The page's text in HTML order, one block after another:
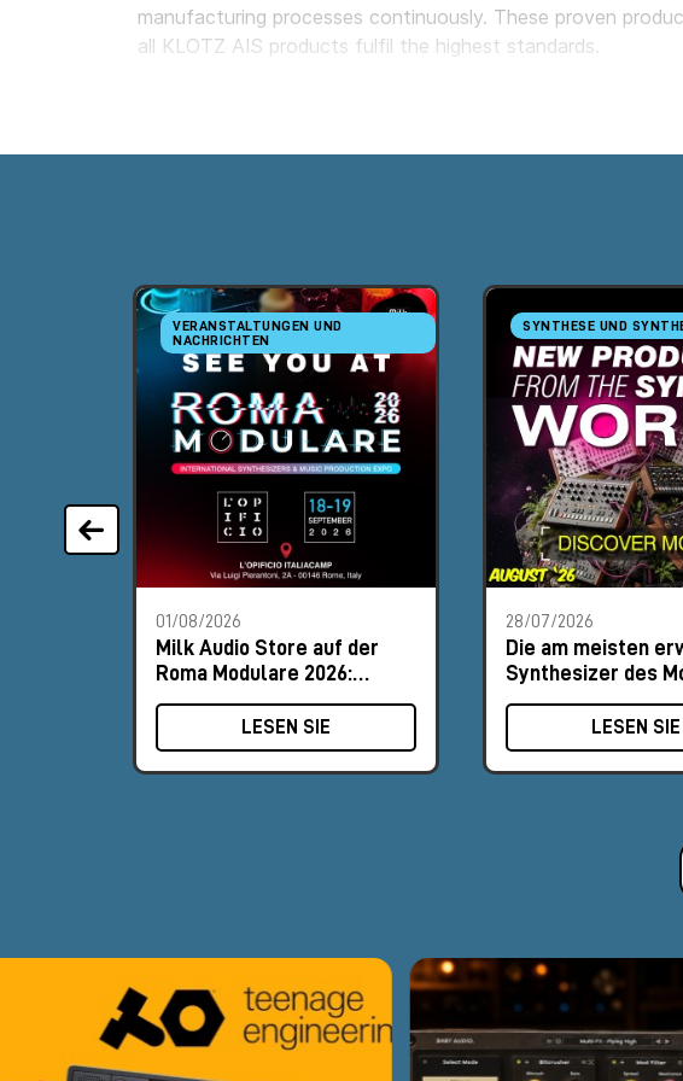
manufacturing processes continuously. These proven
all KLOTZ AIS products fulfil the highest standards.
VERANSTALTUNGEN UND
NACHRICHTEN
01/08/2026
Milk Audio Store auf der
Roma Modulare 2026:
Besuche uns am Stand #8
LESEN SIE
SYNTHESE UND
28/07/2026
Die am meisten
Synthesizer des
August 2026
LESEN SIE